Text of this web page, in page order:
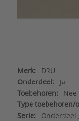
Merk:
DRU
Onderdeel:
Ja
Toebehoren:
Nee
Type toebehoren/
Serie:
Onderdeel